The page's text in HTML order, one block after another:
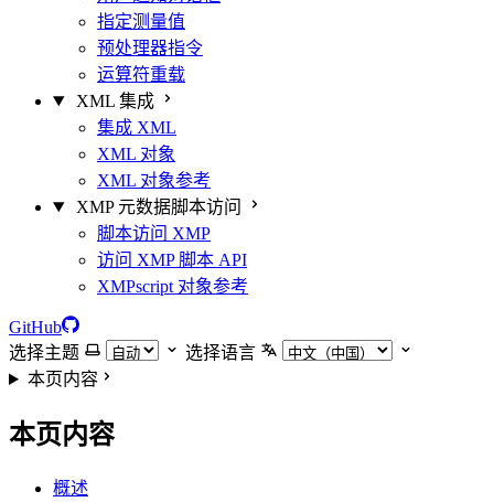
指定测量值
预处理器指令
运算符重载
XML 集成
集成 XML
XML 对象
XML 对象参考
XMP 元数据脚本访问
脚本访问 XMP
访问 XMP 脚本 API
XMPscript 对象参考
GitHub
选择主题
选择语言
本页内容
本页内容
概述